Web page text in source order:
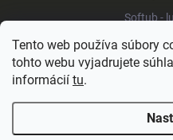
Tento web používa súbory
tohto webu vyjadrujete
informácií tu.
Softub -